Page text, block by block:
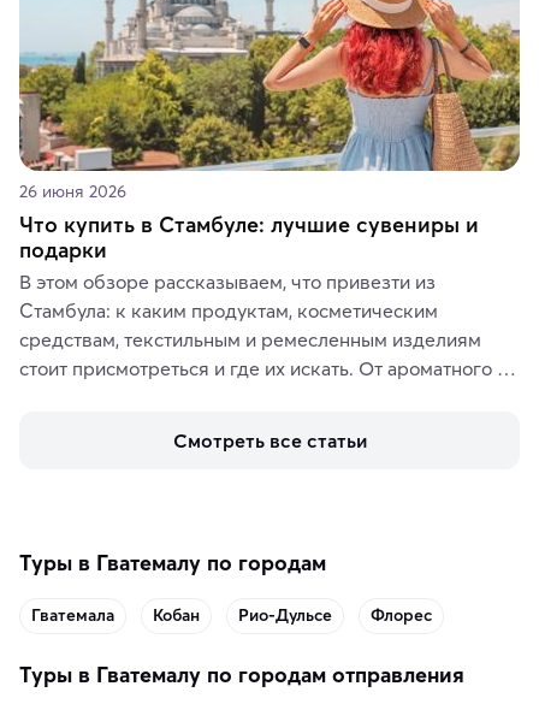
26 июня 2026
Что купить в Стамбуле: лучшие сувениры и
подарки
В этом обзоре рассказываем, что привезти из
Стамбула: к каким продуктам, косметическим
средствам, текстильным и ремесленным изделиям
стоит присмотреться и где их искать. От ароматного
аутентичных лавках — в подарок близким или себе на
Смотреть все статьи
Туры в Гватемалу по городам
Гватемала Кобан Рио-Дульсе Флорес
Туры в Гватемалу по городам отправления